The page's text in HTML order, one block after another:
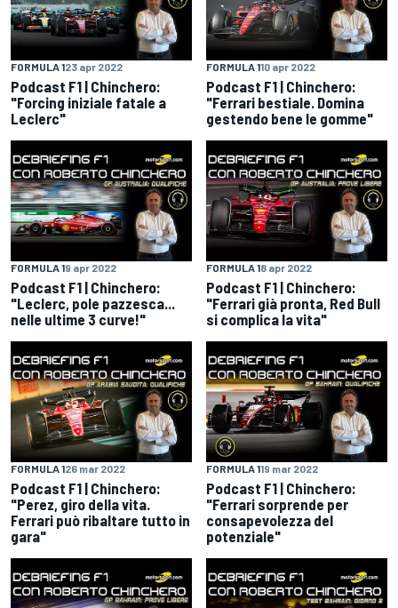
FORMULA 123 apr 2022
Podcast F1 | Chinchero:
"Forcing iniziale fatale a
Leclerc"
FORMULA 110 apr 2022
Podcast F1 | Chinchero:
"Ferrari bestiale. Domina
gestendo bene le gomme"
FORMULA 19 apr 2022
Podcast F1 | Chinchero:
"Leclerc, pole pazzesca...
nelle ultime 3 curve!"
FORMULA 18 apr 2022
Podcast F1 | Chinchero:
"Ferrari già pronta, Red Bull
si complica la vita"
FORMULA 126 mar 2022
Podcast F1 | Chinchero:
"Perez, giro della vita.
Ferrari può ribaltare tutto in
gara"
FORMULA 119 mar 2022
Podcast F1 | Chinchero:
"Ferrari sorprende per
consapevolezza del
potenziale"